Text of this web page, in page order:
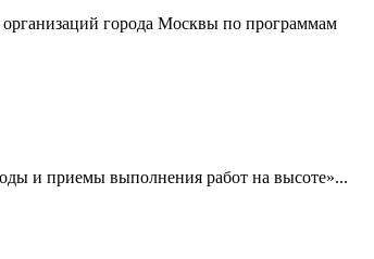
города Москвы по программам
и приемы выполнения работ на высоте»...